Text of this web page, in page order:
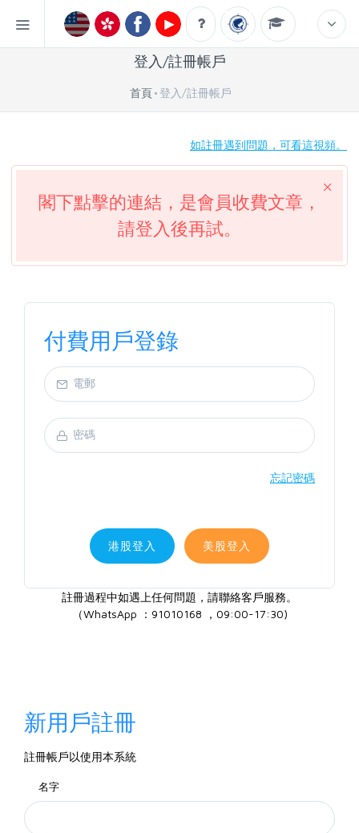
登入/註冊帳戶
首頁 登入/註冊帳戶
如註冊遇到問題，可看這視頻。
閣下點擊的連結，是會員收費文章，
請登入後再試。
付費用戶登錄
忘記密碼
港股登入 美股登入
註冊過程中如遇上任何問題，請聯絡客戶服務。
（WhatsApp ：91010168 ，09:00-17:30)
新用戶註冊
註冊帳戶以使用本系統
名字